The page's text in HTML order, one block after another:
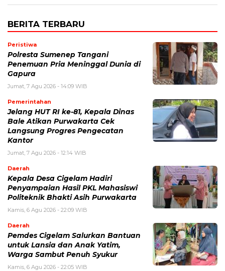
BERITA TERBARU
Peristiwa
Polresta Sumenep Tangani
Penemuan Pria Meninggal Dunia di
Gapura
Jumat, 7 Agu 2026 - 14:09 WIB
Pemerintahan
Jelang HUT RI ke-81, Kepala Dinas
Bale Atikan Purwakarta Cek
Langsung Progres Pengecatan
Kantor
Jumat, 7 Agu 2026 - 12:14 WIB
Daerah
Kepala Desa Cigelam Hadiri
Penyampaian Hasil PKL Mahasiswi
Politeknik Bhakti Asih Purwakarta
Kamis, 6 Agu 2026 - 22:09 WIB
Daerah
Pemdes Cigelam Salurkan Bantuan
untuk Lansia dan Anak Yatim,
Warga Sambut Penuh Syukur
Kamis, 6 Agu 2026 - 22:05 WIB